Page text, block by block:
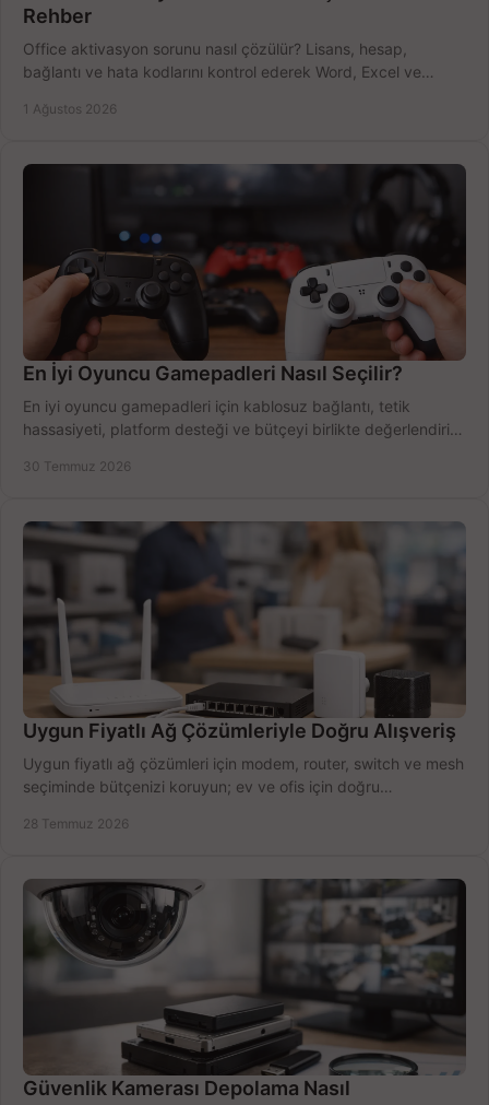
Rehber
Office aktivasyon sorunu nasıl çözülür? Lisans, hesap,
bağlantı ve hata kodlarını kontrol ederek Word, Excel ve
1 Ağustos 2026
En İyi Oyuncu Gamepadleri Nasıl Seçilir?
En iyi oyuncu gamepadleri için kablosuz bağlantı, tetik
hassasiyeti, platform desteği ve bütçeyi birlikte değerlendirin;
30 Temmuz 2026
Uygun Fiyatlı Ağ Çözümleriyle Doğru Alışveriş
Uygun fiyatlı ağ çözümleri için modem, router, switch ve mesh
seçiminde bütçenizi koruyun; ev ve ofis için doğru
28 Temmuz 2026
Güvenlik Kamerası Depolama Nasıl